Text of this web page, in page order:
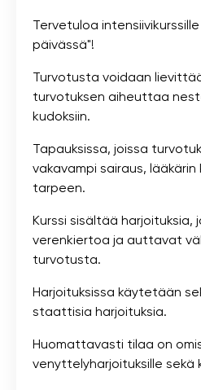
Tervetuloa
päivässä"!
Turvotusta voidaan
turvotuksen aiheuttaa
kudoksiin.
Tapauksissa, joissa
vakavampi sairaus,
tarpeen.
Kurssi sisältää
verenkiertoa ja auttavat
turvotusta.
Harjoituksissa käytetään
staattisia harjoituksia.
Huomattavasti tilaa on
venyttelyharjoituksille sekä